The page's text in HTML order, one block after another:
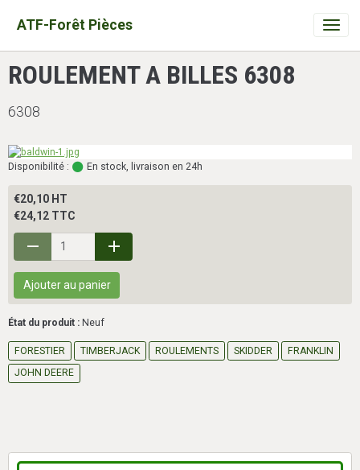
ATF-Forêt Pièces
ROULEMENT A BILLES 6308
6308
Disponibilité : En stock, livraison en 24h
€20,10 HT
€24,12 TTC
Ajouter au panier
État du produit : Neuf
FORESTIER TIMBERJACK ROULEMENTS SKIDDER
FRANKLIN
JOHN DEERE